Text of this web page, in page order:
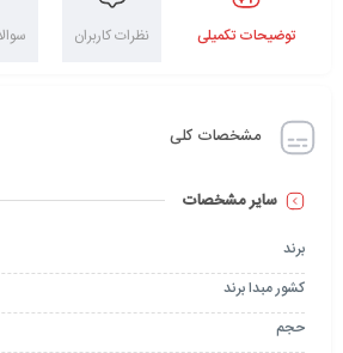
توضیحات تکمیلی نظرات کاربران
مشخصات کلی
سایر مشخصات
برند
کشور مبدا برند
حجم